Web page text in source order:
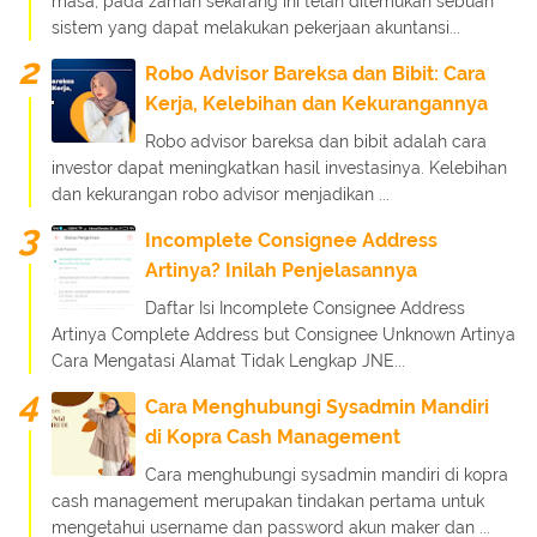
sistem yang dapat melakukan pekerjaan akuntansi...
Robo Advisor Bareksa dan Bibit: Cara
Kerja, Kelebihan dan Kekurangannya
Robo advisor bareksa dan bibit adalah cara
investor dapat meningkatkan hasil investasinya. Kelebihan
dan kekurangan robo advisor menjadikan ...
Incomplete Consignee Address
Artinya? Inilah Penjelasannya
Daftar Isi Incomplete Consignee Address
Artinya Complete Address but Consignee Unknown Artinya
Cara Mengatasi Alamat Tidak Lengkap JNE...
Cara Menghubungi Sysadmin Mandiri
di Kopra Cash Management
Cara menghubungi sysadmin mandiri di kopra
cash management merupakan tindakan pertama untuk
mengetahui username dan password akun maker dan ...